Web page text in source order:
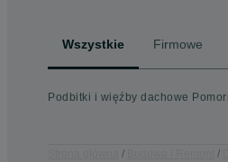
Wszystkie Firmowe
Podbitki i więźby dachowe